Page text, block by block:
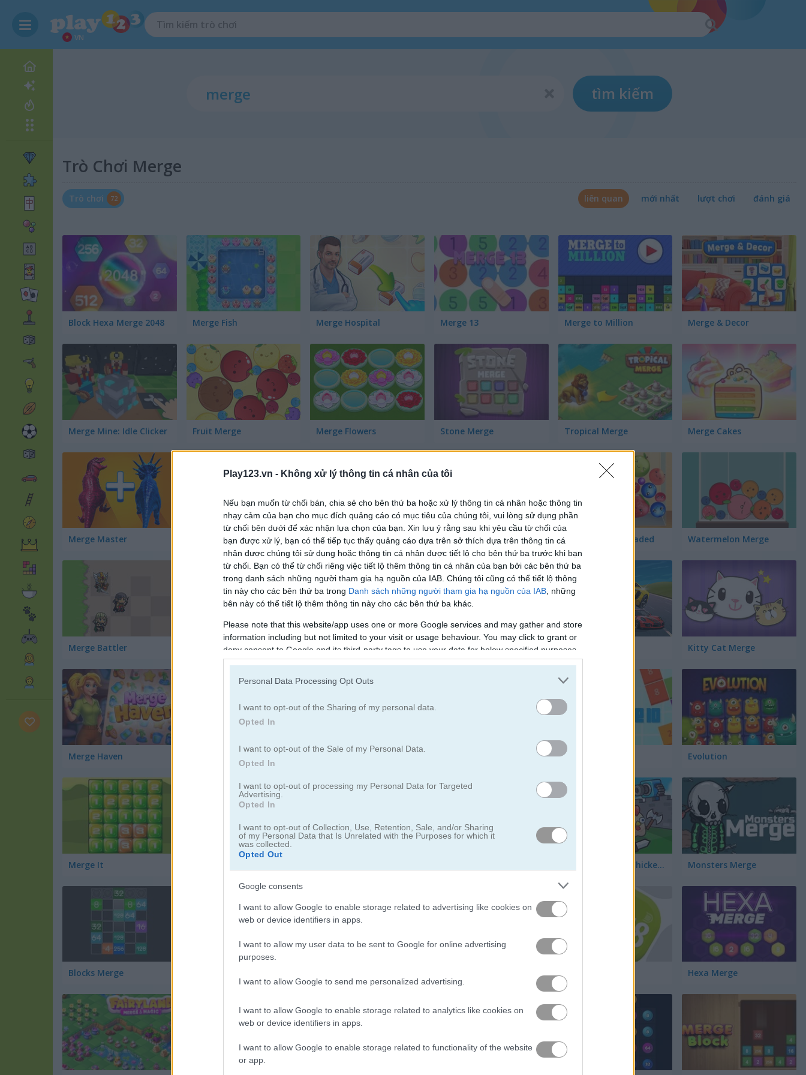
Play123.vn - Không xử lý thông tin cá nhân của tôi
Nếu bạn muốn từ chối bán, chia sẻ cho bên thứ ba hoặc xử lý thông tin cá nhân hoặc thông tin
nhạy cảm của bạn cho mục đích quảng cáo có mục tiêu của chúng tôi, vui lòng sử dụng phần
từ chối bên dưới để xác nhận lựa chọn của bạn. Xin lưu ý rằng sau khi yêu cầu từ chối của
bạn được xử lý, bạn có thể tiếp tục thấy quảng cáo dựa trên sở thích dựa trên thông tin cá
nhân được chúng tôi sử dụng hoặc thông tin cá nhân được tiết lộ cho bên thứ ba trước khi bạn
từ chối. Bạn có thể từ chối riêng việc tiết lộ thêm thông tin cá nhân của bạn bởi các bên thứ ba
trong danh sách những người tham gia hạ nguồn của IAB. Chúng tôi cũng có thể tiết lộ thông
tin này cho các bên thứ ba trong Danh sách những người tham gia hạ nguồn của IAB , những
bên này có thể tiết lộ thêm thông tin này cho các bên thứ ba khác.
Please note that this website/app uses one or more Google services and may gather and store
information including but not limited to your visit or usage behaviour. You may click to grant or
deny consent to Google and its third-party tags to use your data for below specified purposes
in below Google consent section.
Personal Data Processing Opt Outs
I want to opt-out of the Sharing of my personal data.
Opted In
I want to opt-out of the Sale of my Personal Data.
Opted In
I want to opt-out of processing my Personal Data for Targeted
Advertising.
Opted In
I want to opt-out of Collection, Use, Retention, Sale, and/or Sharing
of my Personal Data that Is Unrelated with the Purposes for which it
was collected.
Opted Out
Google consents
I want to allow Google to enable storage related to advertising like cookies on
web or device identifiers in apps.
I want to allow my user data to be sent to Google for online advertising
purposes.
I want to allow Google to send me personalized advertising.
I want to allow Google to enable storage related to analytics like cookies on
web or device identifiers in apps.
I want to allow Google to enable storage related to functionality of the website
or app.
VN
tìm kiếm
Trò Chơi Merge
Trò chơi 72 liên quan mới nhất lượt chơi đánh giá
Block Hexa Merge 2048 Merge Fish Merge Hospital Merge 13 Merge to Million Merge & Decor
Merge Mine: Idle Clicker Fruit Merge Merge Flowers Stone Merge Tropical Merge Merge Cakes
Merge Master Royal Ranch: Merge & Collect Drop n Merge Merge Numbers Mobile Fruit Merge Reloaded Watermelon Merge
Merge Battler Block Dropping Merge Christmas Merge Puzzle Sportsball Merge Cars Merge Kitty Cat Merge
Merge Haven MergeDuel.io Merge 10 Evolution
Merge It Merge Cannon: Chicken Defense Monsters Merge
Blocks Merge Hexa Merge